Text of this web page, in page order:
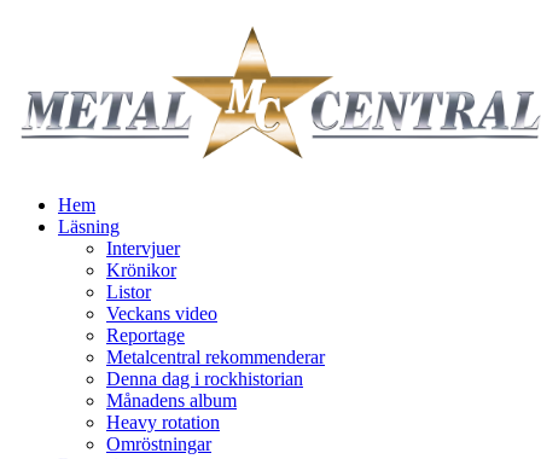
Hem
Läsning
Intervjuer
Krönikor
Listor
Veckans video
Reportage
Metalcentral rekommenderar
Denna dag i rockhistorian
Månadens album
Heavy rotation
Omröstningar